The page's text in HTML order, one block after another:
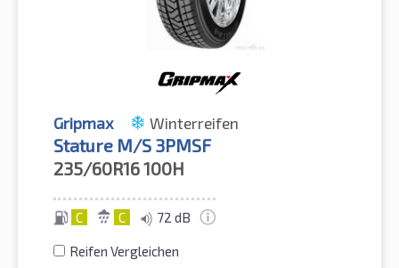
Gripmax Winterreifen
Stature M/S 3PMSF
235/60R16100H
C C 72 dB
Reifen Vergleichen